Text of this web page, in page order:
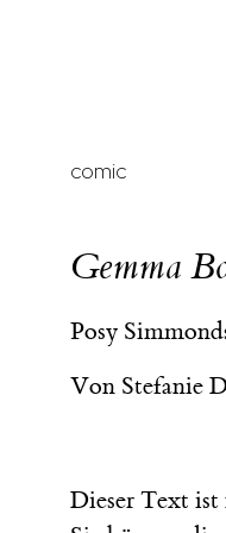
comic
Gemma
Posy
Von Stefanie
Dieser Text ist